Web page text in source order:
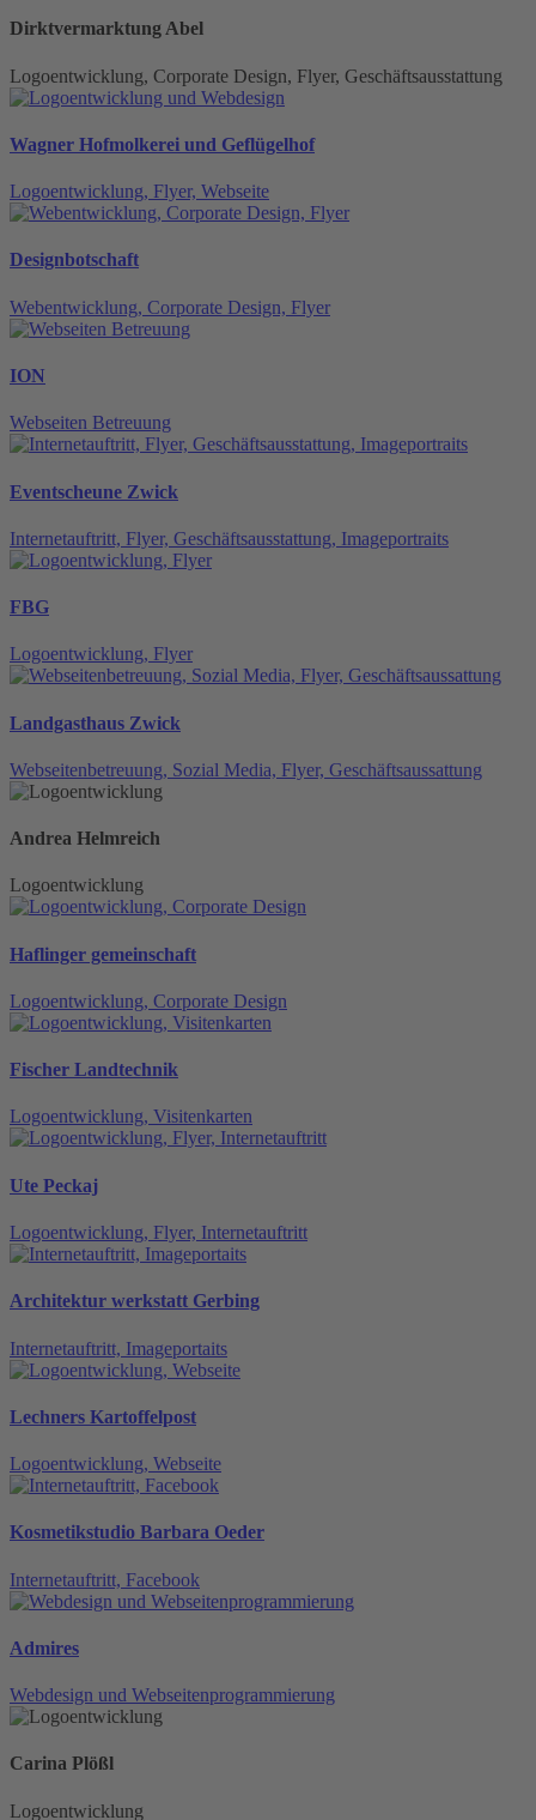
Dirktvermarktung Abel
Logoentwicklung, Corporate Design, Flyer, Geschäftsausstattung
Wagner Hofmolkerei und Geflügelhof
Logoentwicklung, Flyer, Webseite
Designbotschaft
Webentwicklung, Corporate Design, Flyer
ION
Webseiten Betreuung
Eventscheune Zwick
Internetauftritt, Flyer, Geschäftsausstattung, Imageportraits
FBG
Logoentwicklung, Flyer
Landgasthaus Zwick
Webseitenbetreuung, Sozial Media, Flyer, Geschäftsaussattung
Andrea Helmreich
Logoentwicklung
Haflinger gemeinschaft
Logoentwicklung, Corporate Design
Fischer Landtechnik
Logoentwicklung, Visitenkarten
Ute Peckaj
Logoentwicklung, Flyer, Internetauftritt
Architektur werkstatt Gerbing
Internetauftritt, Imageportaits
Lechners Kartoffelpost
Logoentwicklung, Webseite
Kosmetikstudio Barbara Oeder
Internetauftritt, Facebook
Admires
Webdesign und Webseitenprogrammierung
Carina Plößl
Logoentwicklung